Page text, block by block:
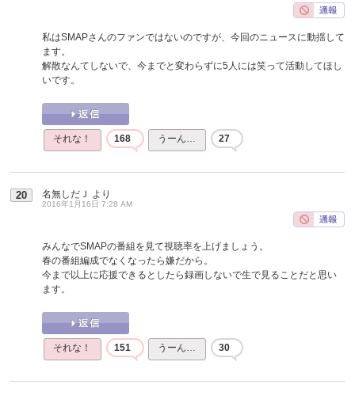
私はSMAPさんのファンではないのですが、今回のニュースに動揺して
ます。
解散なんてしないで、今までと変わらずに5人には笑って活動してほし
いです。
それな！ 168 うーん… 27
20 名無しだＪ より
2016年1月16日 7:28 AM
みんなでSMAPの番組を見て視聴率を上げましょう。
春の番組編成でなくなったら嫌だから。
今まで以上に応援できるとしたら録画しないで生で見ることだと思い
ます。
それな！ 151 うーん… 30